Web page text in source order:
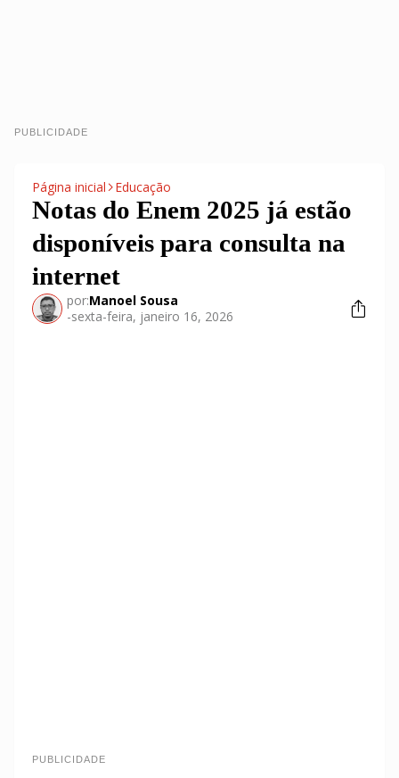
PUBLICIDADE
Página inicial Educação
Notas do Enem 2025 já estão
disponíveis para consulta na
internet
por:Manoel Sousa
-sexta-feira, janeiro 16, 2026
PUBLICIDADE